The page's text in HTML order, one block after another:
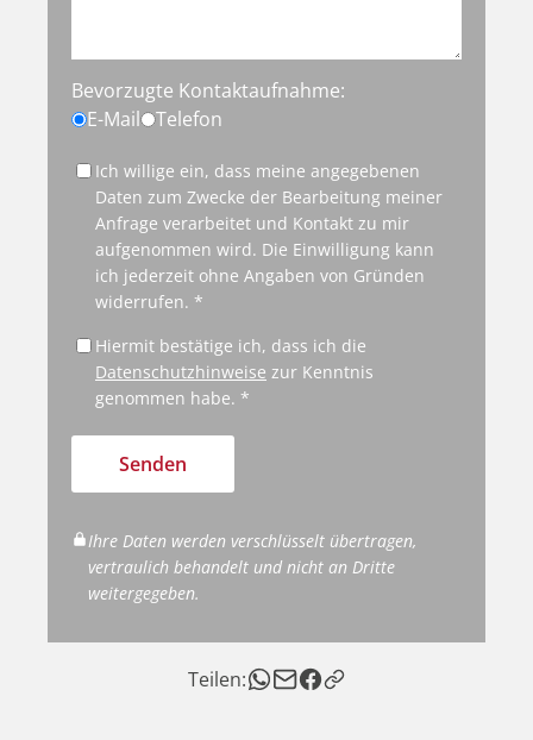
Bevorzugte Kontaktaufnahme:
E-Mail
Telefon
Ich willige ein, dass meine angegebenen
Daten zum Zwecke der Bearbeitung meiner
Anfrage verarbeitet und Kontakt zu mir
aufgenommen wird. Die Einwilligung kann
ich jederzeit ohne Angaben von Gründen
widerrufen. *
Hiermit bestätige ich, dass ich die
Datenschutzhinweise zur Kenntnis
genommen habe. *
Senden
Ihre Daten werden verschlüsselt übertragen,
vertraulich behandelt und nicht an Dritte
weitergegeben.
Teilen: